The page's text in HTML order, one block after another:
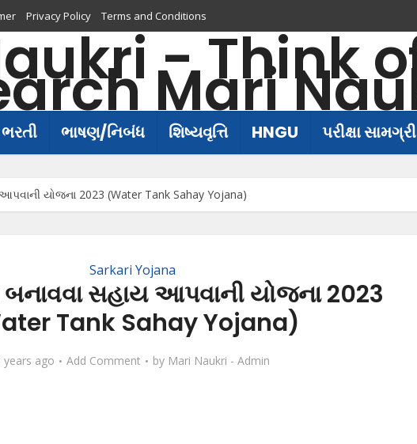
Privacy Policy Terms and Conditions
ભાષણ/નિબંધ શિષ્યવૃત્તિ HNGU પરીક્ષા સામગ્રી
આપવાની યોજના 2023 (Water Tank Sahay Yojana)
Sarkari Yojana
બનાવવા સહાય આપવાની યોજના 2023
Tank Sahay Yojana)
years ago Add Comment by Mari Naukri - Admin